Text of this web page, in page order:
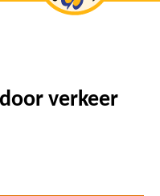
verkeer